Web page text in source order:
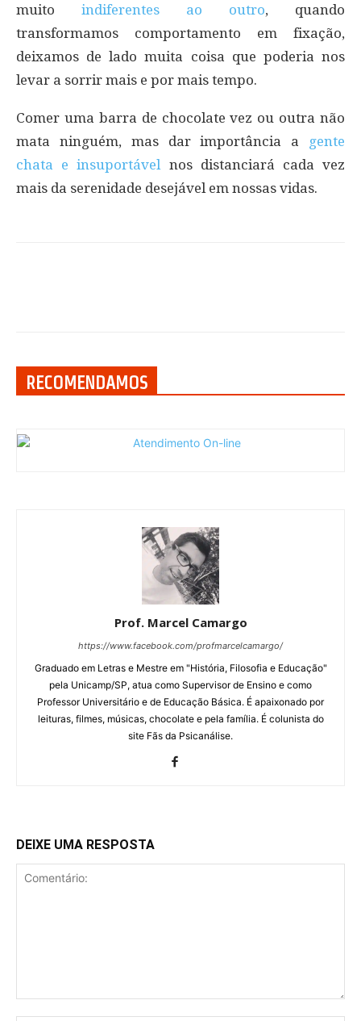
muito indiferentes ao outro, quando
transformamos comportamento em fixação,
deixamos de lado muita coisa que poderia nos
levar a sorrir mais e por mais tempo.
Comer uma barra de chocolate vez ou outra não
mata ninguém, mas dar importância a
gente
chata e insuportável nos distanciará cada vez
mais da serenidade desejável em nossas vidas.
RECOMENDAMOS
Prof. Marcel Camargo
https://www.facebook.com/profmarcelcamargo/
Graduado em Letras e Mestre em "História, Filosofia e Educação"
pela Unicamp/SP, atua como Supervisor de Ensino e como
Professor Universitário e de Educação Básica. É apaixonado por
leituras, filmes, músicas, chocolate e pela família. É colunista do
site Fãs da Psicanálise.
DEIXE UMA RESPOSTA